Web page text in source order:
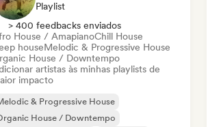
Playlist
> 400 feedbacks enviados
House / AmapianoChill House
houseMelodic & Progressive House
House / Downtempo
artistas às minhas playlists de
impacto
& Progressive House
House / Downtempo